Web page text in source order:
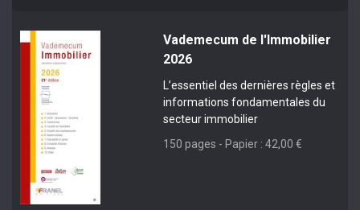
Vademecum de l'Immobilier
2026
L’essentiel des dernières règles et
informations fondamentales du
secteur immobilier
150 pages - Papier : 42,00 €